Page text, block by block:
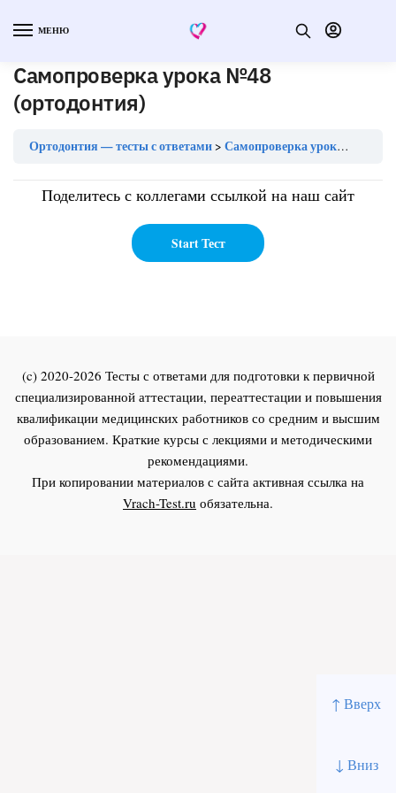
↑ Вверх
↓ Вниз
МЕНЮ
Самопроверка урока №48
(ортодонтия)
Ортодонтия — тесты с ответами Самопроверка урока №48 (ортодонтия)
Поделитесь с коллегами ссылкой на наш сайт
(c) 2020-2026 Тесты с ответами для подготовки к первичной
специализированной аттестации, переаттестации и повышения
квалификации медицинских работников со средним и высшим
образованием. Краткие курсы с лекциями и методическими
рекомендациями.
При копировании материалов с сайта активная ссылка на
Vrach-Test.ru обязательна.